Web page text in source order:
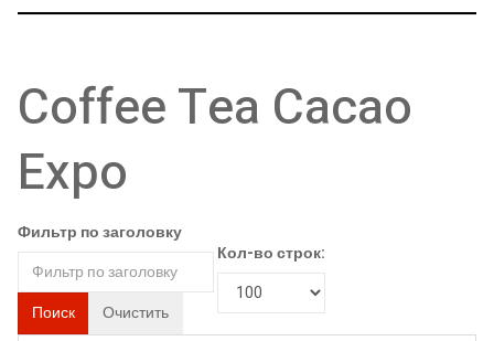
Coffee Tea Cacao
Expo
Фильтр по заголовку
Поиск Очистить
Кол-во строк: